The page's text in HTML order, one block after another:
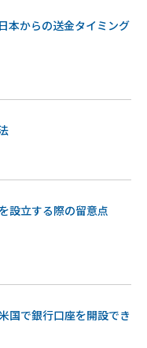
本からの送金タイミング
設立する際の留意点
国で銀行口座を開設でき